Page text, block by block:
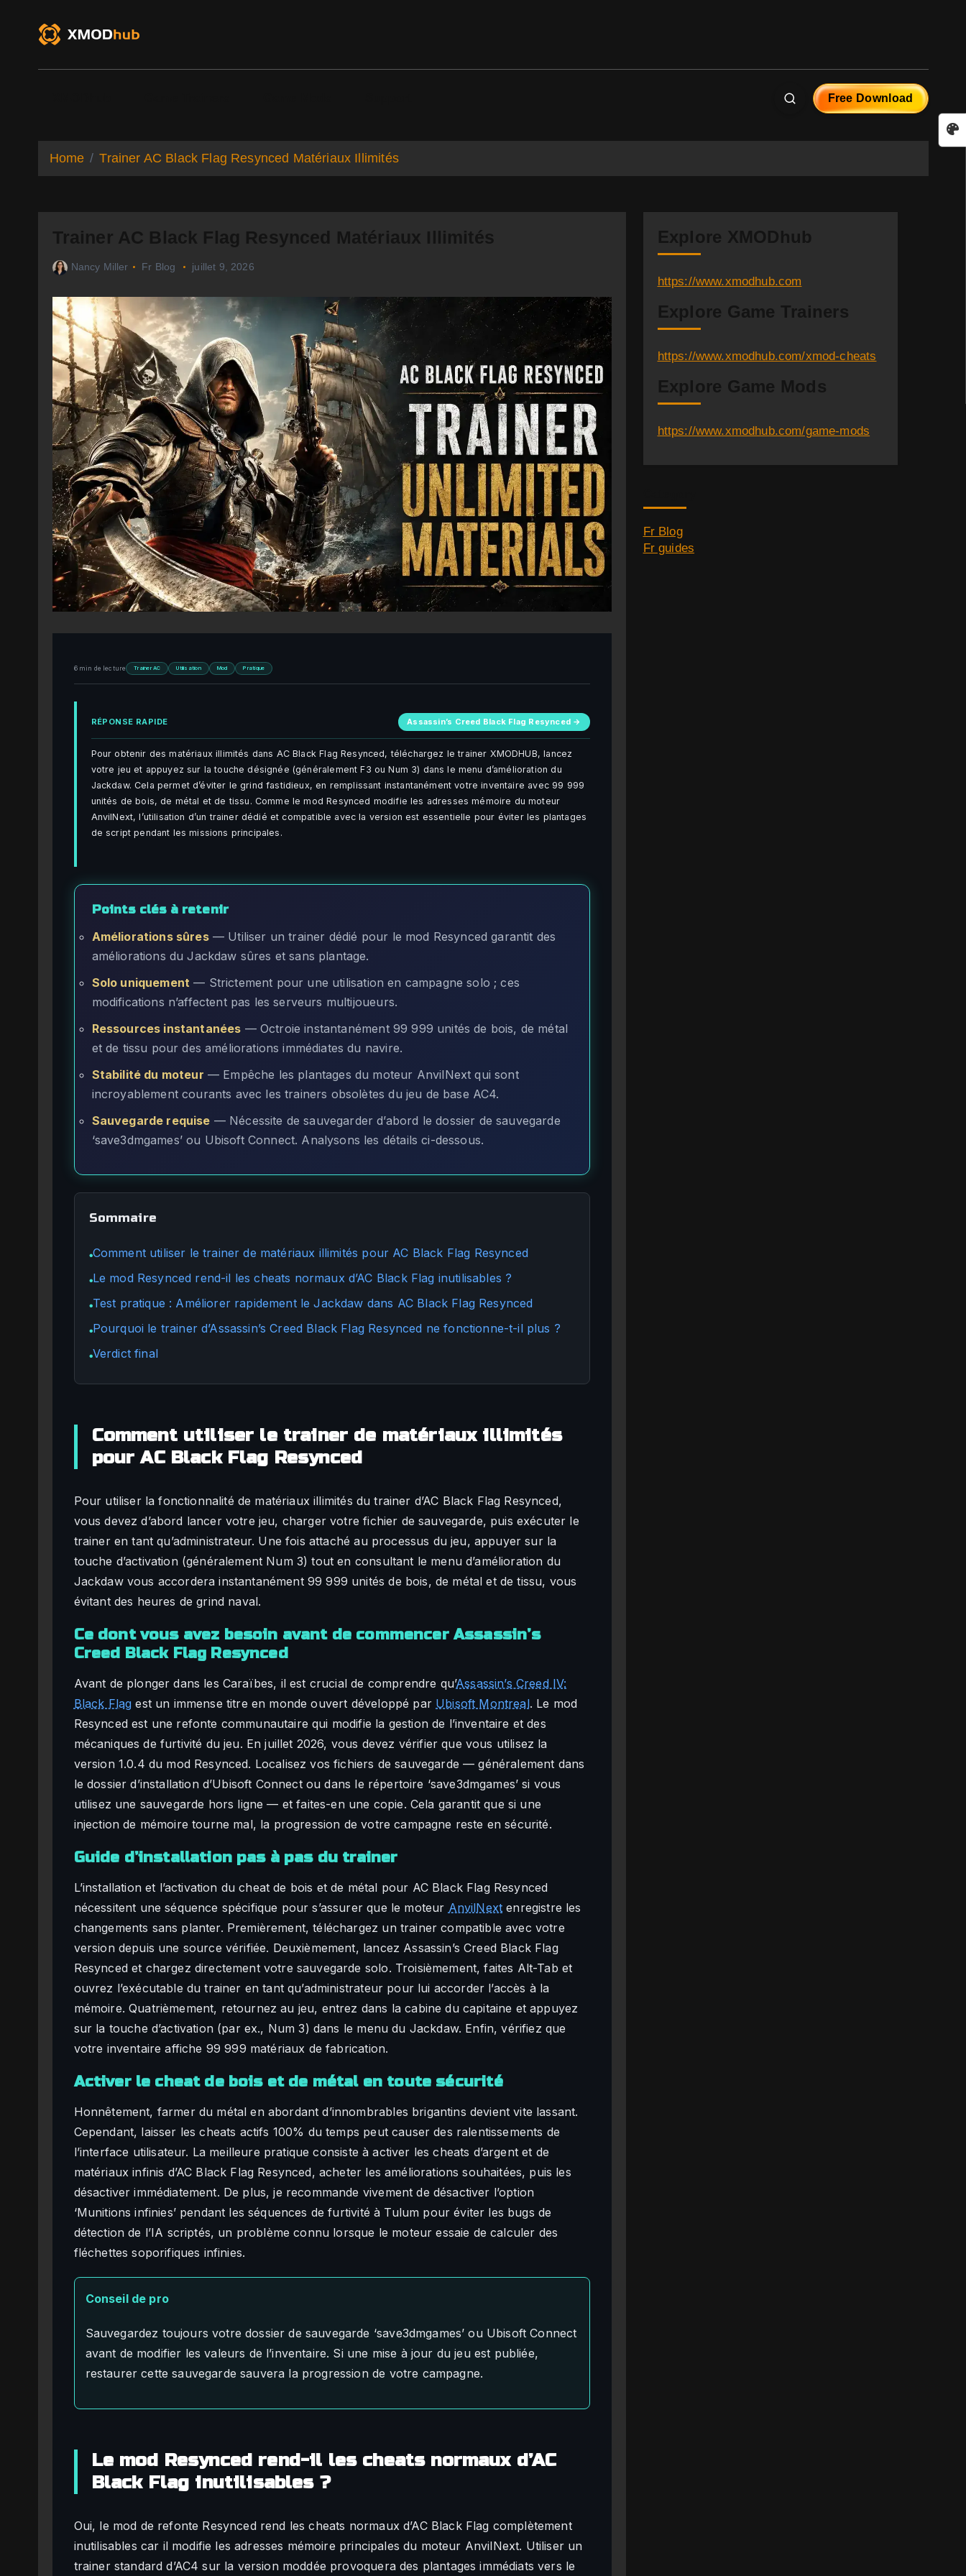
Free Download
Home Trainer AC Black Flag Resynced Matériaux Illimités
Trainer AC Black Flag Resynced Matériaux Illimités
Nancy Miller Fr Blog juillet 9, 2026
6 min de lecture Trainer AC Utilisation Mod Pratique
RÉPONSE RAPIDE Assassin’s Creed Black Flag Resynced →
Pour obtenir des matériaux illimités dans AC Black Flag Resynced, téléchargez le trainer XMODHUB, lancez
votre jeu et appuyez sur la touche désignée (généralement F3 ou Num 3) dans le menu d’amélioration du
Jackdaw. Cela permet d’éviter le grind fastidieux, en remplissant instantanément votre inventaire avec 99 999
unités de bois, de métal et de tissu. Comme le mod Resynced modifie les adresses mémoire du moteur
AnvilNext, l’utilisation d’un trainer dédié et compatible avec la version est essentielle pour éviter les plantages
de script pendant les missions principales.
Points clés à retenir
Améliorations sûres— Utiliser un trainer dédié pour le mod Resynced garantit des
améliorations du Jackdaw sûres et sans plantage.
Solo uniquement — Strictement pour une utilisation en campagne solo ; ces
modifications n’affectent pas les serveurs multijoueurs.
Ressources instantanées — Octroie instantanément 99 999 unités de bois, de métal
et de tissu pour des améliorations immédiates du navire.
Stabilité du moteur — Empêche les plantages du moteur AnvilNext qui sont
incroyablement courants avec les trainers obsolètes du jeu de base AC4.
Sauvegarde requise — Nécessite de sauvegarder d’abord le dossier de sauvegarde
‘save3dmgames’ ou Ubisoft Connect. Analysons les détails ci-dessous.
Sommaire
●Comment utiliser le trainer de matériaux illimités pour AC Black Flag Resynced
●Le mod Resynced rend-il les cheats normaux d’AC Black Flag inutilisables ?
●Test pratique : Améliorer rapidement le Jackdaw dans AC Black Flag Resynced
●Pourquoi le trainer d’Assassin’s Creed Black Flag Resynced ne fonctionne-t-il plus ?
●Verdict final
Comment utiliser le trainer de matériaux illimités
pour AC Black Flag Resynced
Pour utiliser la fonctionnalité de matériaux illimités du trainer d’AC Black Flag Resynced,
vous devez d’abord lancer votre jeu, charger votre fichier de sauvegarde, puis exécuter le
trainer en tant qu’administrateur. Une fois attaché au processus du jeu, appuyer sur la
touche d’activation (généralement Num 3) tout en consultant le menu d’amélioration du
Jackdaw vous accordera instantanément 99 999 unités de bois, de métal et de tissu, vous
évitant des heures de grind naval.
Ce dont vous avez besoin avant de commencer Assassin’s
Creed Black Flag Resynced
Avant de plonger dans les Caraïbes, il est crucial de comprendre qu’Assassin’s Creed IV:
Black Flag est un immense titre en monde ouvert développé par Ubisoft Montreal. Le mod
Resynced est une refonte communautaire qui modifie la gestion de l’inventaire et des
mécaniques de furtivité du jeu. En juillet 2026, vous devez vérifier que vous utilisez la
version 1.0.4 du mod Resynced. Localisez vos fichiers de sauvegarde — généralement dans
le dossier d’installation d’Ubisoft Connect ou dans le répertoire ‘save3dmgames’ si vous
utilisez une sauvegarde hors ligne — et faites-en une copie. Cela garantit que si une
injection de mémoire tourne mal, la progression de votre campagne reste en sécurité.
Guide d’installation pas à pas du trainer
L’installation et l’activation du cheat de bois et de métal pour AC Black Flag Resynced
nécessitent une séquence spécifique pour s’assurer que le moteur AnvilNext enregistre les
changements sans planter. Premièrement, téléchargez un trainer compatible avec votre
version depuis une source vérifiée. Deuxièmement, lancez Assassin’s Creed Black Flag
Resynced et chargez directement votre sauvegarde solo. Troisièmement, faites Alt-Tab et
ouvrez l’exécutable du trainer en tant qu’administrateur pour lui accorder l’accès à la
mémoire. Quatrièmement, retournez au jeu, entrez dans la cabine du capitaine et appuyez
sur la touche d’activation (par ex., Num 3) dans le menu du Jackdaw. Enfin, vérifiez que
votre inventaire affiche 99 999 matériaux de fabrication.
Activer le cheat de bois et de métal en toute sécurité
Honnêtement, farmer du métal en abordant d’innombrables brigantins devient vite lassant.
Cependant, laisser les cheats actifs 100% du temps peut causer des ralentissements de
l’interface utilisateur. La meilleure pratique consiste à activer les cheats d’argent et de
matériaux infinis d’AC Black Flag Resynced, acheter les améliorations souhaitées, puis les
désactiver immédiatement. De plus, je recommande vivement de désactiver l’option
‘Munitions infinies’ pendant les séquences de furtivité à Tulum pour éviter les bugs de
détection de l’IA scriptés, un problème connu lorsque le moteur essaie de calculer des
fléchettes soporifiques infinies.
Conseil de pro
Sauvegardez toujours votre dossier de sauvegarde ‘save3dmgames’ ou Ubisoft Connect
avant de modifier les valeurs de l’inventaire. Si une mise à jour du jeu est publiée,
restaurer cette sauvegarde sauvera la progression de votre campagne.
Le mod Resynced rend-il les cheats normaux d’AC
Black Flag inutilisables ?
Oui, le mod de refonte Resynced rend les cheats normaux d’AC Black Flag complètement
inutilisables car il modifie les adresses mémoire principales du moteur AnvilNext. Utiliser un
trainer standard d’AC4 sur la version moddée provoquera des plantages immédiats vers le
Explore XMODhub
https://www.xmodhub.com
Explore Game Trainers
https://www.xmodhub.com/xmod-cheats
Explore Game Mods
https://www.xmodhub.com/game-mods
Fr Blog
Fr guides